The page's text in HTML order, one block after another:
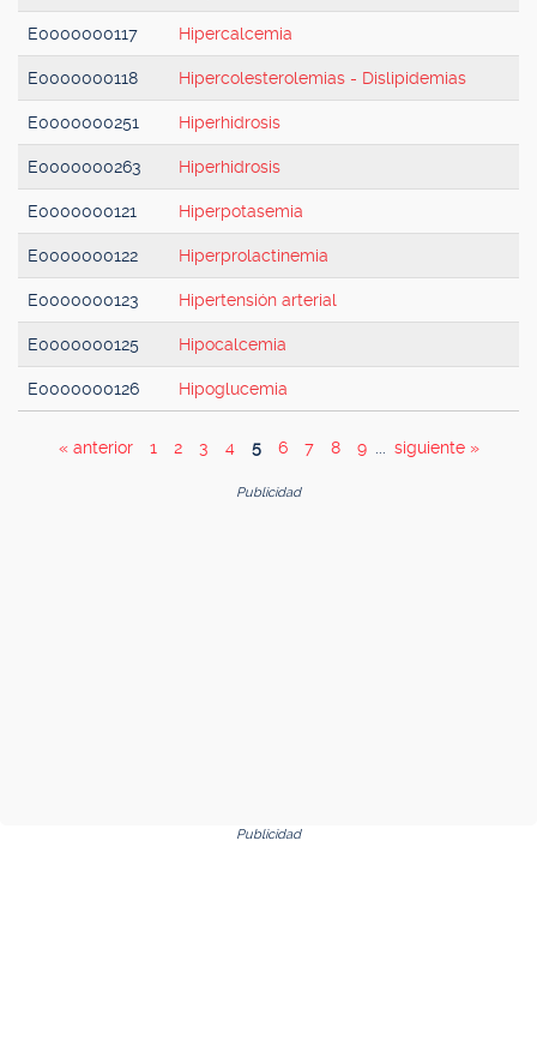
E0000000117 Hipercalcemia
E0000000118 Hipercolesterolemias - Dislipidemias
E0000000251 Hiperhidrosis
E0000000263 Hiperhidrosis
E0000000121 Hiperpotasemia
E0000000122 Hiperprolactinemia
E0000000123 Hipertensión arterial
E0000000125 Hipocalcemia
E0000000126 Hipoglucemia
« anterior 1 2 3 4 5 6 7 8 9 siguiente »
Publicidad
Publicidad